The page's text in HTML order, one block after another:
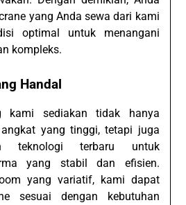
yang Anda sewa dari kami
optimal untuk menangani
kompleks.
Handal
kami sediakan tidak hanya
yang tinggi, tetapi juga
teknologi terbaru untuk
yang stabil dan efisien.
yang variatif, kami dapat
sesuai dengan kebutuhan